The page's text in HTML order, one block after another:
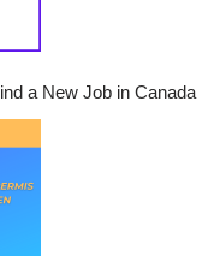
a New Job in Canada